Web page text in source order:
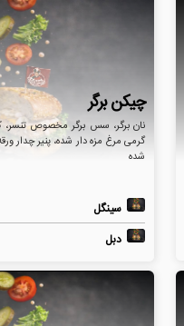
چیکن برگر
شده
سینگل
دبل